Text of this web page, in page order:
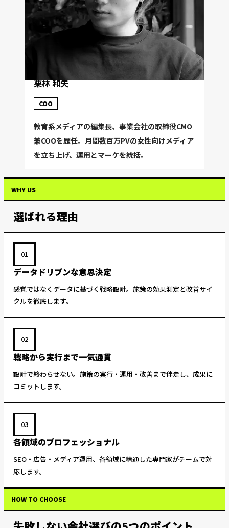
栗林 和矢
COO
教育系メディアの編集長、事業会社の取締役CMO
兼COOを歴任。月間数百万PVの女性向けメディア
を立ち上げ、運用とマーケを統括。
WHY US
選ばれる理由
01
データドリブンな意思決定
感覚ではなくデータに基づく戦略設計。施策の効果測定と改善サイ
クルを徹底します。
02
戦略から実行まで一気通貫
設計で終わらせない。施策の実行・運用・改善まで伴走し、成果に
コミットします。
03
各領域のプロフェッショナル
SEO・広告・メディア運用、各領域に精通した専門家がチームで対
応します。
HOW TO CHOOSE